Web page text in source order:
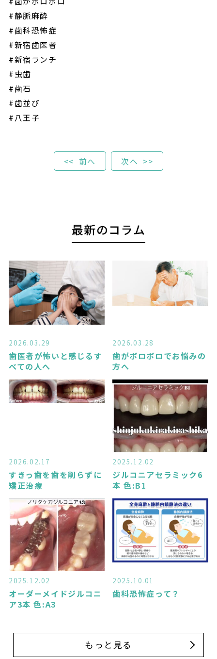
#静脈麻酔
#歯科恐怖症
#新宿歯医者
#新宿ランチ
#虫歯
#歯石
#歯並び
#八王子
前へ 次へ
最新のコラム
2026.03.29
歯医者が怖いと感じるす
べての人へ
2026.03.28
歯がボロボロでお悩みの
方へ
2026.02.17
すきっ歯を歯を削らずに
矯正治療
2025.12.02
ジルコニアセラミック6
本 色:B1
2025.12.02
オーダーメイドジルコニ
ア3本 色:A3
2025.10.01
歯科恐怖症って？
もっと見る